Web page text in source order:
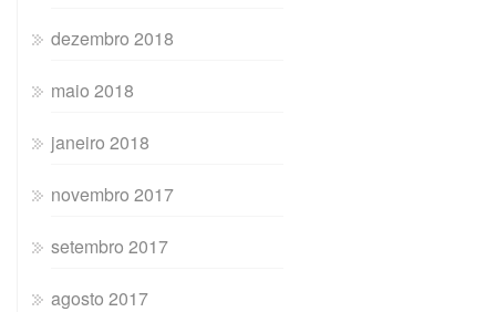
dezembro 2018
maio 2018
janeiro 2018
novembro 2017
setembro 2017
agosto 2017